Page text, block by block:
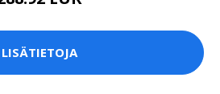
LISÄTIETOJA